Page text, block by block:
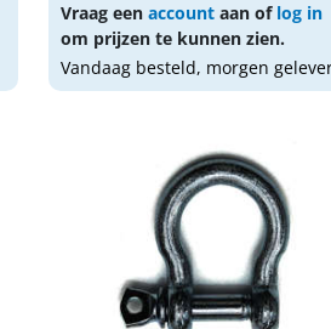
Vraag eenaccount aan of log in
om prijzen te kunnen zien.
Vandaag besteld, morgen